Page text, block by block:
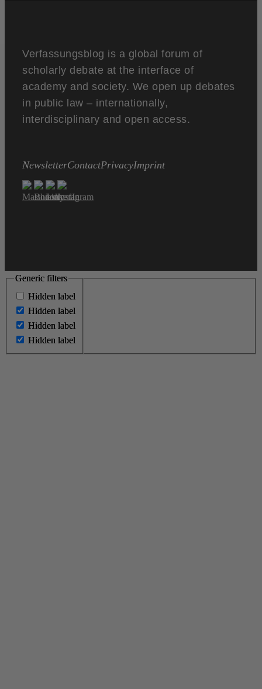
Verfassungsblog is a global forum of
scholarly debate at the interface of
academy and society. We open up debates
in public law – internationally,
interdisciplinary and open access.
NewsletterContactPrivacyImprint
Generic filters
Hidden label
Hidden label
Hidden label
Hidden label
Generic filters
Hidden label
Hidden label
Hidden label
Hidden label